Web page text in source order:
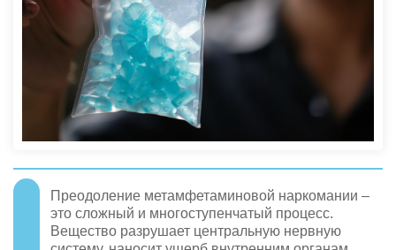
Преодоление метамфетаминовой наркомании –
это сложный и многоступенчатый процесс.
Вещество разрушает центральную нервную